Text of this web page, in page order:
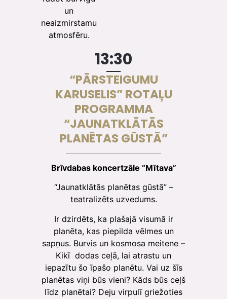
un
neaizmirstamu
atmosfēru.
13:30
“PĀRSTEIGUMU
KARUSELIS” ROTAĻU
PROGRAMMA
“JAUNATKLĀTĀS
PLANĒTAS GŪSTĀ”
Brīvdabas koncertzāle “Mītava”
“Jaunatklātās planētas gūstā” –
teatralizēts uzvedums.
Ir dzirdēts, ka plašajā visumā ir
planēta, kas piepilda vēlmes un
sapņus. Burvis un kosmosa meitene –
Kikī dodas ceļā, lai atrastu un
iepazītu šo īpašo planētu. Vai uz šīs
planētas viņi būs vieni? Kāds būs ceļš
līdz planētai? Deju virpulī griežoties